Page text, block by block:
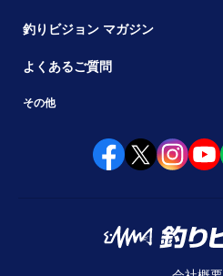
釣りビジョン マガジン
よくあるご質問
その他